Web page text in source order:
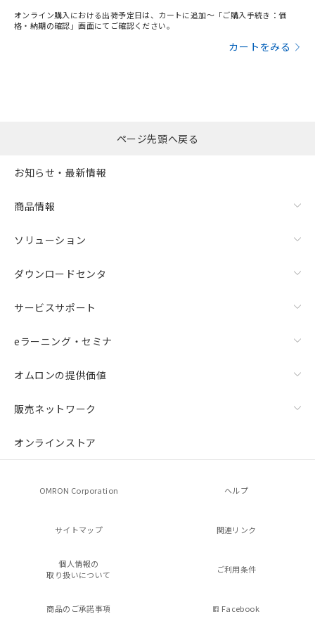
オンライン購入における出荷予定日は、カートに追加～「ご購入手続き：価
格・納期の確認」画面にてご確認ください。
カートをみる
ページ先頭へ戻る
お知らせ・最新情報
商品情報
ソリューション
ダウンロードセンタ
サービスサポート
eラーニング・セミナ
オムロンの提供価値
販売ネットワーク
オンラインストア
OMRON Corporation ヘルプ
サイトマップ 関連リンク
個人情報の
取り扱いについて
ご利用条件
商品のご承諾事項 Facebook